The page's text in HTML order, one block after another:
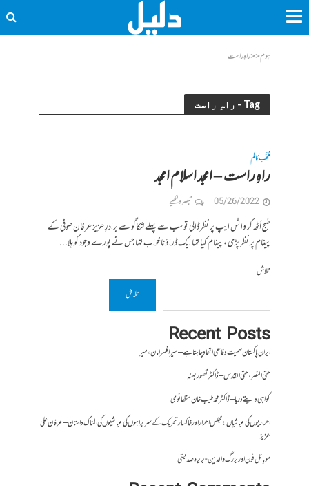
ہوم<<راہِ راست
Tag - راہِ راست
منتخب کالم
راہِ راست – امجد اسلام امجد
05/26/2022 تبصرہ لکھیے
صُبح اُٹھ کر واٹس ایپ پر نظر ڈالی تو سب سے پہلے شکاگو سے برادرِ عزیز عرفان صوفی کے
پیغام پر نظر پڑی ، پیغام کیا تھا ایک ڈراؤنا خواب تھا جس نے پورے وجود کو ہلا...
تلاش
تلاش
Recent Posts
ایران پاکستان سمیت دفاعی اتحاد چاہتا ہے – میر افسر امان،میر
حتی النصر ، حتی القدس – ڈاکٹر تصور بھٹہ
گواہی دیتے دریا – ڈاکٹر محمد طیب خان سنگھانوی
احراریوں کی عیاشیاں : مجلس احرار اور خاکسار تحریک کے سربراہوں کی عیاشیوں کی المناک داستان – عرفان علی
عزیز
موبائل فون اور بزرگ والدین- بریرہ صدیقی